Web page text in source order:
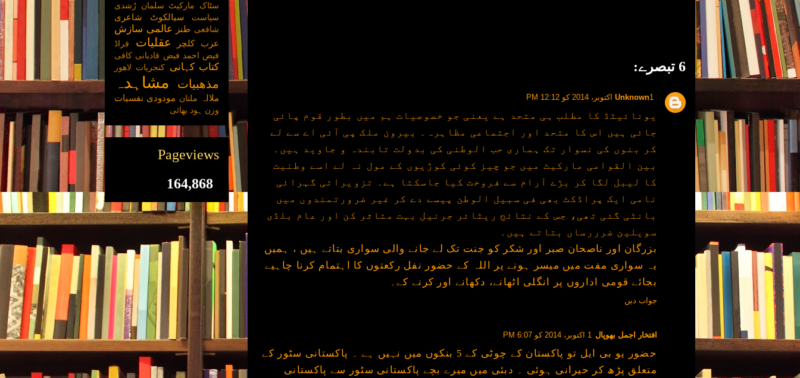
6 تبصرے:
Unknown1 اکتوبر، 2014 کو 12:12 PM
یونائیٹڈ کا مطلب ہی متحد ہے یعنی جو خصوصیات ہم میں بطور قوم پائی
جائی ہیں اس کا متحد اور اجتماعی مظاہرہ۔ بیرون ملک پی آئی اے سے لے
کر بنوں کی نسوار تک ہماری حب الوطنی کی بدولت تابندہ و جاوید ہیں۔
بین القوامی مارکیٹ میں جو چیز کوئی کوڑیوں کے مول نہ لے اسے وطنیت
کا لیبل لگا کر بڑے آرام سے فروخت کیا جاسکتا ہے۔ تزویراتی گہرائی
نامی ایک پراڈکٹ بھی فی سبیل الوطن پیسے دے کر غیر ضرورتمندوں میں
بانٹی گئی تھی، جس کے نتائج ریٹائر جرنیل بہت متاثر کن اور عام بلڈی
سویلین ضرررساں بتاتے ہیں۔
بزرگان اور ناصحان صبر اور شکر کو جنت تک لے جانے والی سواری بتاتے ہیں ، ہمیں
یہ سواری مفت میں میسر ہونے پر اللہ کے حضور نفل رکعتوں کا اہتمام کرنا چاہیے
بجائے قومی اداروں پر انگلی اٹھانے، دکھانے اور کرنے کے۔
جواب دیں
افتخار اجمل بھوپال 1 اکتوبر، 2014 کو 6:07 PM
حضور یو بی ایل تو پاکستان کے چوٹی کے 5 بنکوں میں نہیں ہے ۔ پاکستانی سٹور کے
متعلق پڑھ کر حیرانی ہوئی ۔ دبئی میں میرے بچے پاکستانی سٹور سے پاکستانی
سٹاک مارکیٹ سلمان رُشدی
سیاست
سیالکوٹ شاعری
شافعی طنز عالمی سازش
عرب کلچر عقلیات
فراڈ
فیض احمد فیض قادیانی کافی
کتاب کہانی کنجریات لاھور
مذھبیات مشاہدہ
ملالہ ملتان مودودی نفسیات
وزن ہود بھائی
Pageviews
164,868